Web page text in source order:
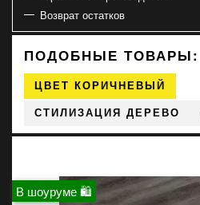
Возврат остатков
ПОДОБНЫЕ ТОВАРЫ:
ЦВЕТ КОРИЧНЕВЫЙ
СТИЛИЗАЦИЯ ДЕРЕВО
В шоуруме 🛍